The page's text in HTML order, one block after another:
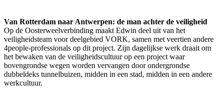
Van Rotterdam naar Antwerpen: de man achter de veiligheid
Op de Oosterweelverbinding maakt Edwin deel uit van het
veiligheidsteam voor deelgebied VORK, samen met veertien andere
4people-professionals op dit project. Zijn dagelijkse werk draait om
het bewaken van de veiligheidscultuur op een project waar
bovengrondse wegen worden vervangen door ondergrondse
dubbeldeks tunnelbuizen, midden in een stad, midden in een andere
werkcultuur.